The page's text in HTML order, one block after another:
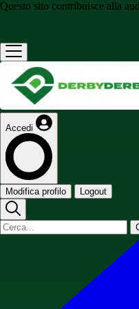
Questo sito contribuisce alla
Accedi
Modifica profilo Logout